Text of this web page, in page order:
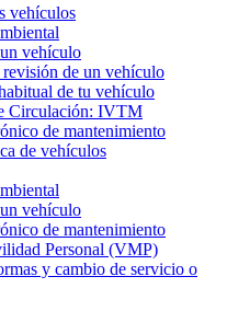
vehículos
vehículo
revisión de un vehículo
de tu vehículo
Circulación: IVTM
de mantenimiento
de vehículos
vehículo
de mantenimiento
Personal (VMP)
y cambio de servicio o